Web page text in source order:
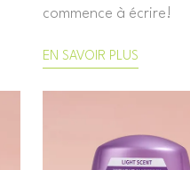
commence à écrire!
EN SAVOIR PLUS